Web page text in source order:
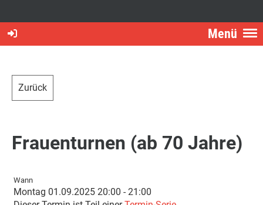
Menü
Zurück
Frauenturnen (ab 70 Jahre)
Wann
Montag 01.09.2025 20:00 - 21:00